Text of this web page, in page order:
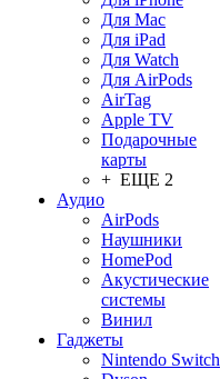
Для Mac
Для iPad
Для Watch
Для AirPods
AirTag
Apple TV
Подарочные
карты
+ ЕЩЕ 2
Аудио
AirPods
Наушники
HomePod
Акустические
системы
Винил
Гаджеты
Nintendo Switch